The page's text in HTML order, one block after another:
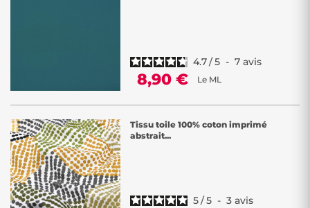
4.7/5 - 7 avis
8,90 € Le ML
Tissu toile 100% coton imprimé
abstrait...
5/5 - 3 avis